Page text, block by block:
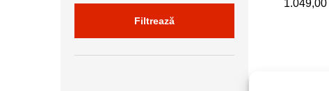
1.049,00
1.049,00
Filtrează